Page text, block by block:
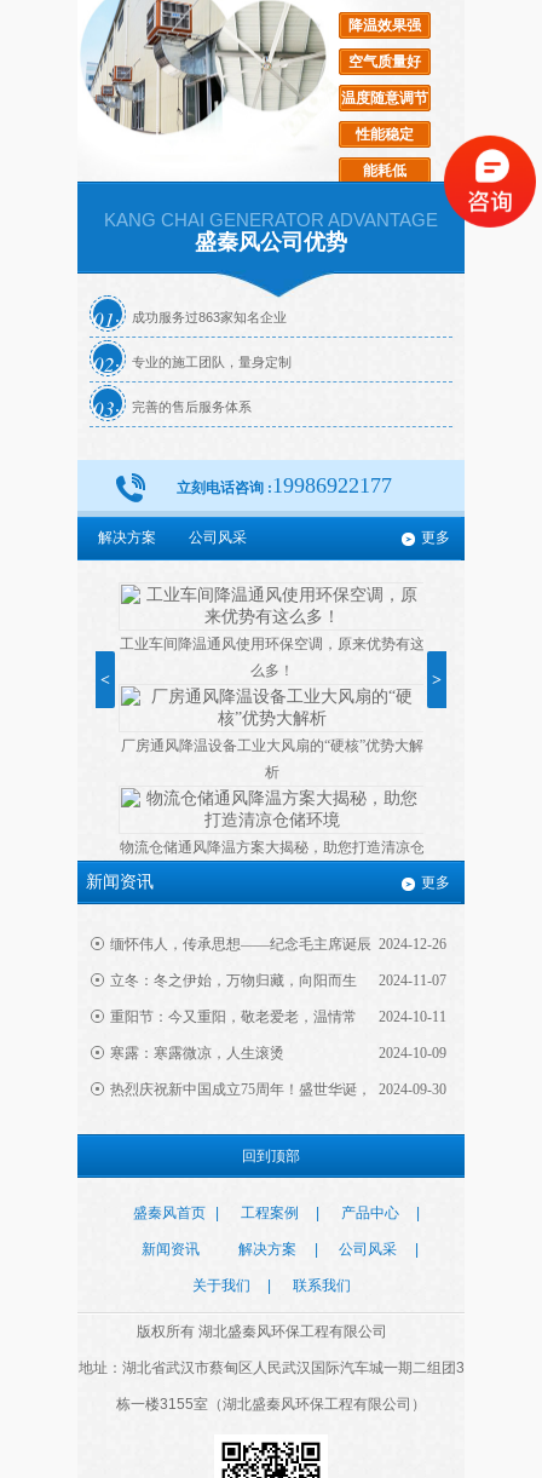
高大的厂房如何通风降温 仓库大型工业风扇
降温效果强
空气质量好
温度随意调节
性能稳定
能耗低
KANG CHAI GENERATOR ADVANTAGE
盛秦风公司优势
01 成功服务过863家知名企业
02 专业的施工团队，量身定制
03 完善的售后服务体系
立刻电话咨询 :19986922177
解决方案 公司风采 更多
<
工业车间降温通风使用环保空调，原来优势有这
么多！
厂房通风降温设备工业大风扇的“硬核”优势大解
析
物流仓储通风降温方案大揭秘，助您打造清凉仓
这里你就懂
温通风的首选
仓库降温仓储通风降温的首选方法？推荐永磁工
的降温设备
>
润东方走进三秦大地07
润东方走进三秦大地06
新闻资讯 更多
2024-12-26
缅怀伟人，传承思想——纪念毛主席诞辰
131周年 2024-11-07
立冬：冬之伊始，万物归藏，向阳而生
2024-10-11
重阳节：今又重阳，敬老爱老，温情常
伴，岁月留香！ 2024-10-09
寒露：寒露微凉，人生滚烫
2024-09-30
热烈庆祝新中国成立75周年！盛世华诞，
回到顶部
盛秦风首页 工程案例 产品中心
新闻资讯 解决方案 公司风采
关于我们 联系我们
版权所有 湖北盛秦风环保工程有限公司
地址：湖北省武汉市蔡甸区人民武汉国际汽车城一期二组团3
栋一楼3155室（湖北盛秦风环保工程有限公司）